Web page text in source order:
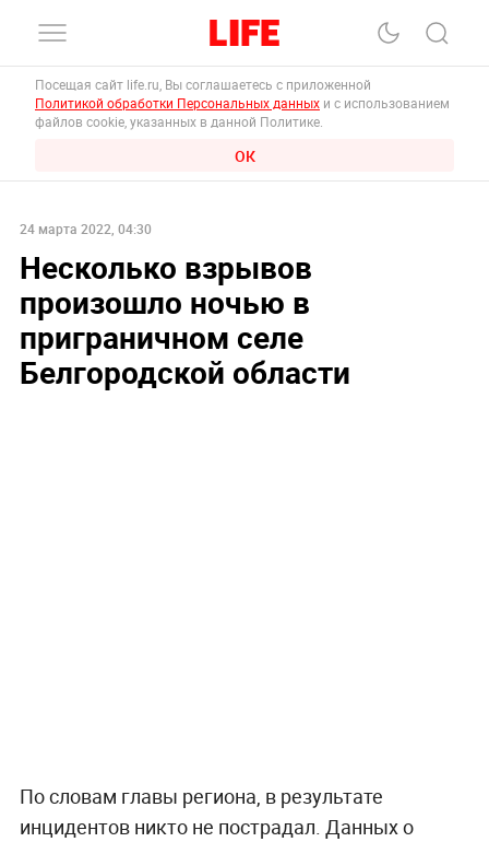
Посещая сайт life.ru, Вы соглашаетесь с приложенной
Политикой обработки Персональных данных и с использованием
файлов cookie, указанных в данной Политике.
ОК
24 марта 2022, 04:30
Несколько взрывов
произошло ночью в
приграничном селе
Белгородской области
По словам главы региона, в результате
инцидентов никто не пострадал. Данных о